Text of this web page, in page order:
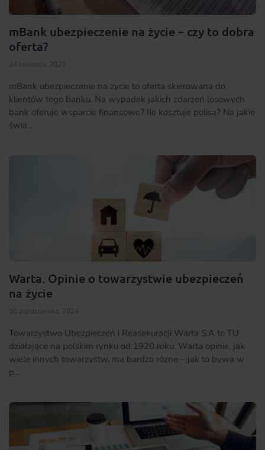
mBank ubezpieczenie na życie – czy to dobra
oferta?
24 kwietnia, 2023
mBank ubezpieczenie na życie to oferta skierowana do
klientów tego banku. Na wypadek jakich zdarzeń losowych
bank oferuje wsparcie finansowe? Ile kosztuje polisa? Na jakie
świa...
Warta. Opinie o towarzystwie ubezpieczeń
na życie
16 października, 2024
Towarzystwo Ubezpieczeń i Reasekuracji Warta S.A to TU
działające na polskim rynku od 1920 roku. Warta opinie, jak
wiele innych towarzystw, ma bardzo różne – jak to bywa w
p...